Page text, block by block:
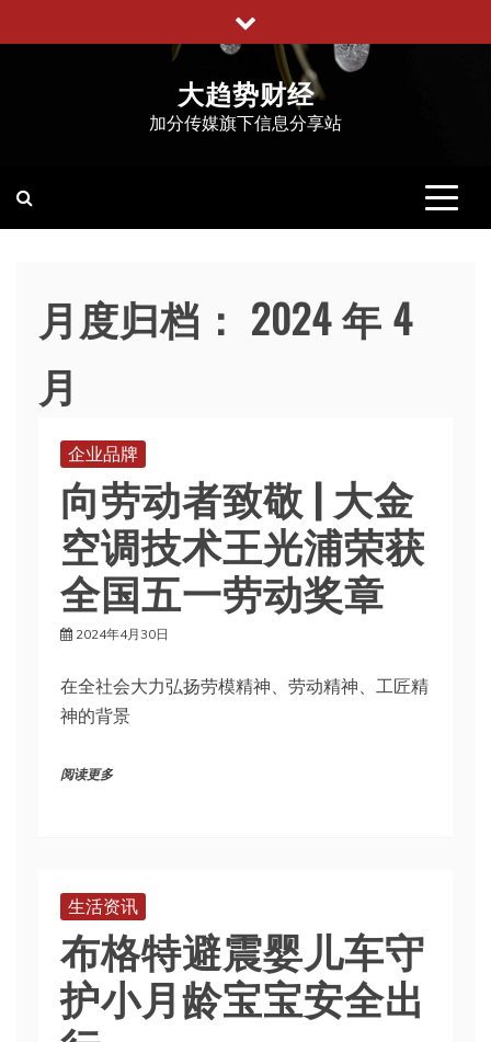
至
大趋势财经
加分传媒旗下信息分享站
月度归档： 2024 年 4
月
企业品牌
向劳动者致敬 | 大金
空调技术王光浦荣获
全国五一劳动奖章
2024年4月30日
在全社会大力弘扬劳模精神、劳动精神、工匠精
神的背景
阅读更多
生活资讯
布格特避震婴儿车守
护小月龄宝宝安全出